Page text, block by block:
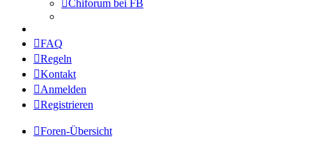
Chiforum bei FB
FAQ
Regeln
Kontakt
Anmelden
Registrieren
Foren-Übersicht